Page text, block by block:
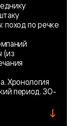
поход по речке
(из
Хронология
период. 30-
↓